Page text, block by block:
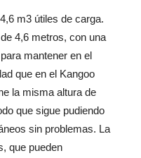
m3 útiles de carga.
4,6 metros, con una
mantener en el
que en el Kangoo
la misma altura de
que sigue pudiendo
sin problemas. La
que pueden